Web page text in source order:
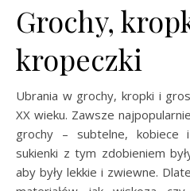
Grochy,
kropeczki
Ubrania w grochy, kropki i
XX wieku. Zawsze
grochy – subtelne, kobiece
sukienki z tym zdobieniem
aby były lekkie i zwiewne.